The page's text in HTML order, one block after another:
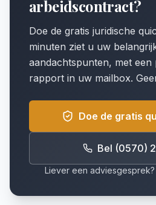
arbeidscontract?
Doe de gratis juridische
minuten ziet u uw
aandachtspunten, met een
rapport in uw mailbox.
Doe de gratis
Bel (0570)
Liever een